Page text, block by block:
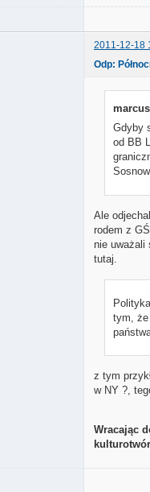
2011-12-18
Odp:
Gdyby
od BB
Ale
rodem z
nie uważali
tutaj.
tym, że
z tym
w NY ?,
Wracając